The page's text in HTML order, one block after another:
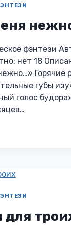
фэнтези
нет 18
Горячие
губы
голос
для